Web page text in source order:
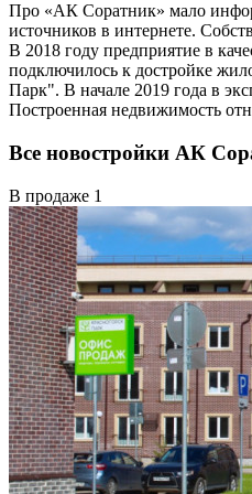
Про «АК Соратник» мало
источников в интернете.
В 2018 году предприятие в
подключилось к достройке
Парк". В начале 2019 года в
Построенная недвижимость
Все новостройки АК
В продаже 1